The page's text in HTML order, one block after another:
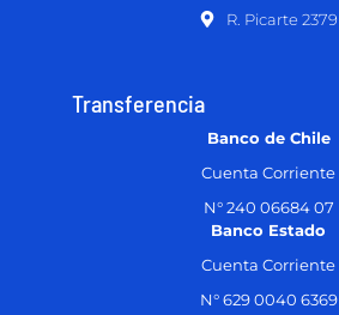
R. Picarte 2379
Transferencia
Banco de Chile
Cuenta Corriente
N° 240 06684 07
Banco Estado
Cuenta Corriente
N° 629 0040 6369